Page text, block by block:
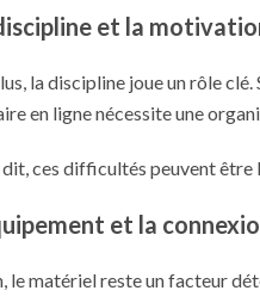
et la
la discipline joue un rôle
en ligne nécessite une
ces difficultés peuvent être
et la
le matériel reste un facteur